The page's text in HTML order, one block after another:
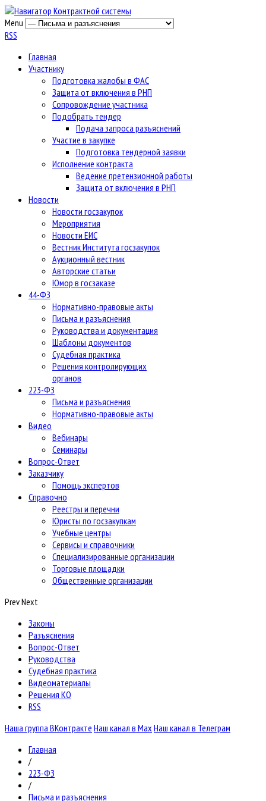
Menu
RSS
Главная
Участнику
Подготовка жалобы в ФАС
Защита от включения в РНП
Сопровождение участника
Подобрать тендер
Подача запроса разъяснений
Участие в закупке
Подготовка тендерной заявки
Исполнение контракта
Ведение претензионной работы
Защита от включения в РНП
Новости
Новости госзакупок
Мероприятия
Новости ЕИС
Вестник Института госзакупок
Аукционный вестник
Авторские статьи
Юмор в госзаказе
44-ФЗ
Нормативно-правовые акты
Письма и разъяснения
Руководства и документация
Шаблоны документов
Судебная практика
Решения контролирующих
органов
223-ФЗ
Письма и разъяснения
Нормативно-правовые акты
Видео
Вебинары
Семинары
Вопрос-Ответ
Заказчику
Помощь экспертов
Справочно
Реестры и перечни
Юристы по госзакупкам
Учебные центры
Сервисы и справочники
Специализированные организации
Торговые площадки
Общественные организации
PrevNext
Законы
Разъяснения
Вопрос-Ответ
Руководства
Судебная практика
Видеоматериалы
Решения КО
RSS
Наша группа ВКонтракте Наш канал в Max Наш канал в Телеграм
Главная
/
223-ФЗ
/
Письма и разъяснения